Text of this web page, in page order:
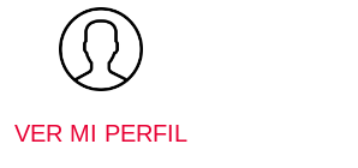
VER MI PERFIL